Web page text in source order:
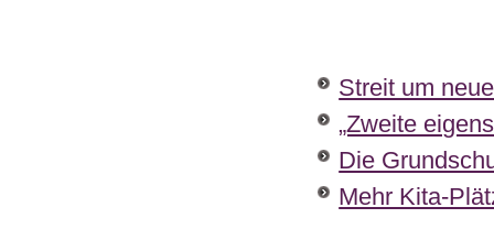
Streit um
„Zweite
Die
Mehr Kita-